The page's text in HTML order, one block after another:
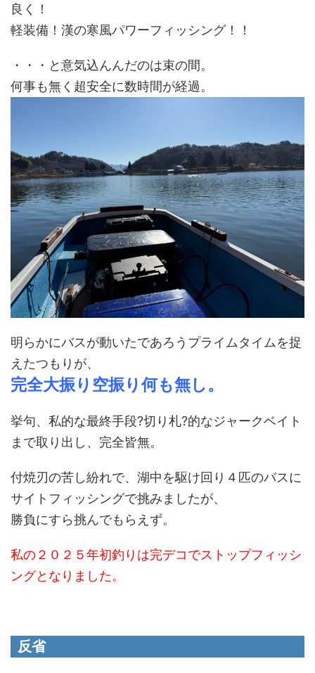
良く！
軽装備！漢の寒風パワーフィッシング！！
・・・と意気込んんだのは束の間。
何事も無く超安全に数時間が経過。
明らかにバスが動いたであろうプライムタイムを捉
えたつもりが、
完全大振り空振り何も無し。
挙句、私的な最終手段?切り札?的なジャークベイト
まで取り出し、完全皆無。
付焼刃の苦し紛れで、湖中を駆け回り４匹のバスに
サイトフィッシングで挑みましたが、
勝負にすら挑んでもらえず。
私の２０２５年初釣りは完デコでストップフィッシ
ングとなりました。
反省